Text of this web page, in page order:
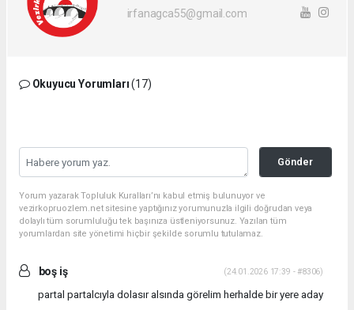
irfanagca55@gmail.com
Okuyucu Yorumları(17)
Gönder
Yorum yazarak Topluluk Kuralları’nı kabul etmiş bulunuyor ve
vezirkopruozlem.net sitesine yaptığınız yorumunuzla ilgili doğrudan veya
dolaylı tüm sorumluluğu tek başınıza üstleniyorsunuz. Yazılan tüm
yorumlardan site yönetimi hiçbir şekilde sorumlu tutulamaz.
boş iş (24.01.2026 17:39 - #8306)
partal partalcıyla dolasır alsında görelim herhalde bir yere aday